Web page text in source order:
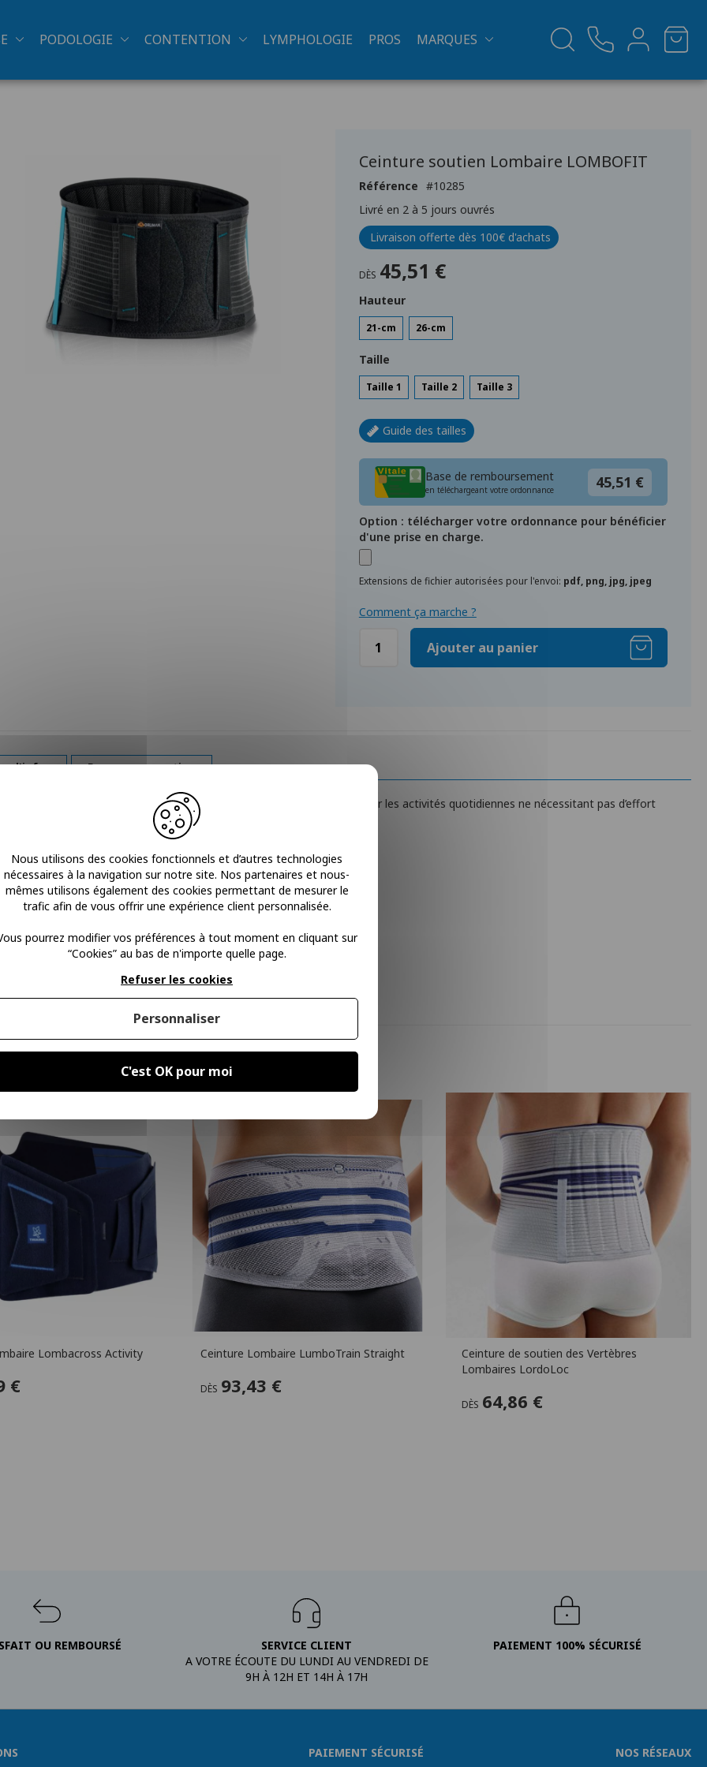
PODOLOGIE CONTENTION LYMPHOLOGIE PROS MARQUES
Ceinture soutien Lombaire LOMBOFIT
Référence
10285
Livré en 2 à 5 jours ouvrés
Livraison offerte dès 100€ d'achats
DÈS 45,51 €
Hauteur
21-cm 26-cm
Taille
Taille 1 Taille 2 Taille 3
Guide des tailles
Base de remboursement
en téléchargeant votre ordonnance 45,51 €
Option : télécharger votre ordonnance pour bénéficier
d'une prise en charge.
Extensions de fichier autorisées pour l'envoi: pdf, png, jpg, jpeg
Comment ça marche ?
Ajouter au panier
soulage les lombalgies modérées tout en apportant une sécurité pour les activités quotidiennes ne nécessitant pas d’effort
sangles de rappel postural à portée de main.
de confort.
rappel postural à portée de main.
d'infos Poser une question
Lombacross Activity
€
Ceinture Lombaire LumboTrain Straight
DÈS 93,43 €
Ceinture de soutien des Vertèbres
Lombaires LordoLoc
DÈS 64,86 €
OU REMBOURSÉ
SERVICE CLIENT
A VOTRE ÉCOUTE DU LUNDI AU VENDREDI DE
9H À 12H ET 14H À 17H
PAIEMENT 100% SÉCURISÉ
PAIEMENT SÉCURISÉ NOS RÉSEAUX
Nous utilisons des cookies fonctionnels et d’autres technologies
nécessaires à la navigation sur notre site. Nos partenaires et nous-
mêmes utilisons également des cookies permettant de mesurer le
trafic afin de vous offrir une expérience client personnalisée.
pourrez modifier vos préférences à tout moment en cliquant sur
“Cookies” au bas de n'importe quelle page.
C'est OK pour moi
Refuser les cookies
Personnaliser